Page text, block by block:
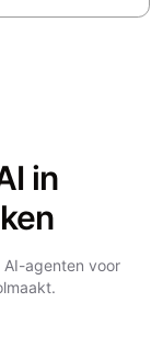
in
agenten voor